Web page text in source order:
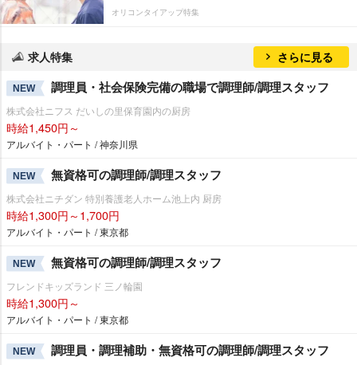
オリコンタイアップ特集
求人特集 さらに見る
NEW 調理員・社会保険完備の職場で調理師/調理スタッフ
株式会社ニフス だいしの里保育園内の厨房
時給1,450円～
アルバイト・パート / 神奈川県
NEW 無資格可の調理師/調理スタッフ
株式会社ニチダン 特別養護老人ホーム池上内 厨房
時給1,300円～1,700円
アルバイト・パート / 東京都
NEW 無資格可の調理師/調理スタッフ
フレンドキッズランド 三ノ輪園
時給1,300円～
アルバイト・パート / 東京都
NEW 調理員・調理補助・無資格可の調理師/調理スタッフ